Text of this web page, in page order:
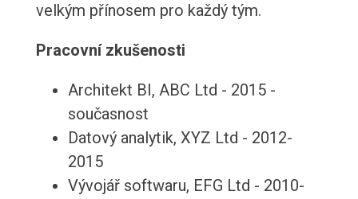
velkým přínosem pro každý tým.
Pracovní zkušenosti
Architekt BI, ABC Ltd - 2015 -
současnost
Datový analytik, XYZ Ltd - 2012-
2015
Vývojář softwaru, EFG Ltd - 2010-